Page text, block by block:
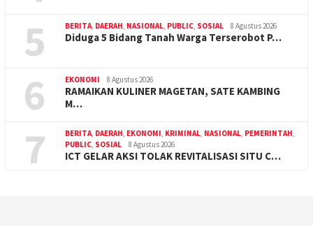
5 BERITA DAERAH NASIONAL PUBLIC SOSIAL 8 Agustus 2026
Diduga 5 Bidang Tanah Warga Terserobot P…
6 EKONOMI 8 Agustus 2026
RAMAIKAN KULINER MAGETAN, SATE KAMBING
M…
7 BERITA DAERAH EKONOMI KRIMINAL NASIONAL PEMERINTAH
PUBLIC SOSIAL 8 Agustus 2026
ICT GELAR AKSI TOLAK REVITALISASI SITU C…